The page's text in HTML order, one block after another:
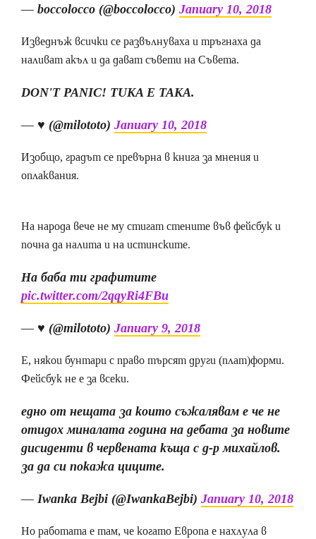
— boccolocco (@boccolocco) January 10, 2018
Изведнъж всички се развълнуваха и тръгнаха да
наливат акъл и да дават съвети на Съвета.
DON'T PANIC! TUKA E TAKA.
— ♥︎ (@milototo) January 10, 2018
Изобщо, градът се превърна в книга за мнения и
оплаквания.
На народа вече не му стигат стените във фейсбук и
почна да налита и на истинските.
На баба ти графитите
pic.twitter.com/2qqyRi4FBu
— ♥︎ (@milototo) January 9, 2018
Е, някои бунтари с право търсят други (плат)форми.
Фейсбук не е за всеки.
едно от нещата за които съжалявам е че не
отидох миналата година на дебата за новите
дисиденти в червената къща с д-р михайлов.
за да си покажа циците.
— Iwanka Bejbi (@IwankaBejbi) January 10, 2018
Но работата е там, че когато Европа е нахлула в